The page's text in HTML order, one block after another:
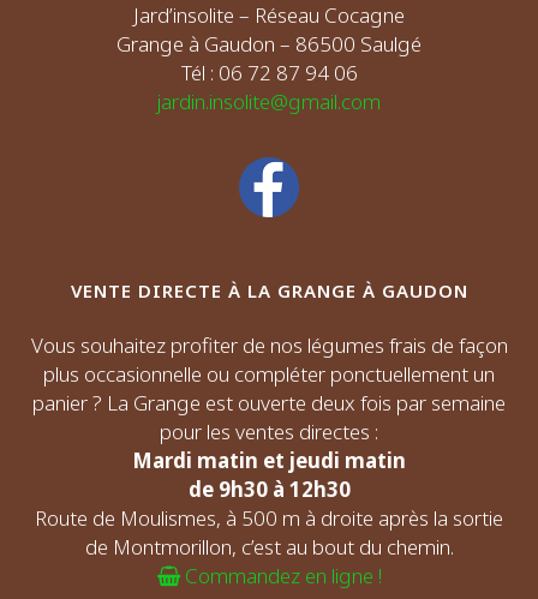
Jard’insolite – Réseau Cocagne
Grange à Gaudon – 86500 Saulgé
Tél : 06 72 87 94 06
jardin.insolite@gmail.com
VENTE DIRECTE À LA GRANGE À GAUDON
Vous souhaitez profiter de nos légumes frais de façon
plus occasionnelle ou compléter ponctuellement un
panier ? La Grange est ouverte deux fois par semaine
pour les ventes directes :
Mardi matin et jeudi matin
de 9h30 à 12h30
Route de Moulismes, à 500 m à droite après la sortie
de Montmorillon, c’est au bout du chemin.
Commandez en ligne !